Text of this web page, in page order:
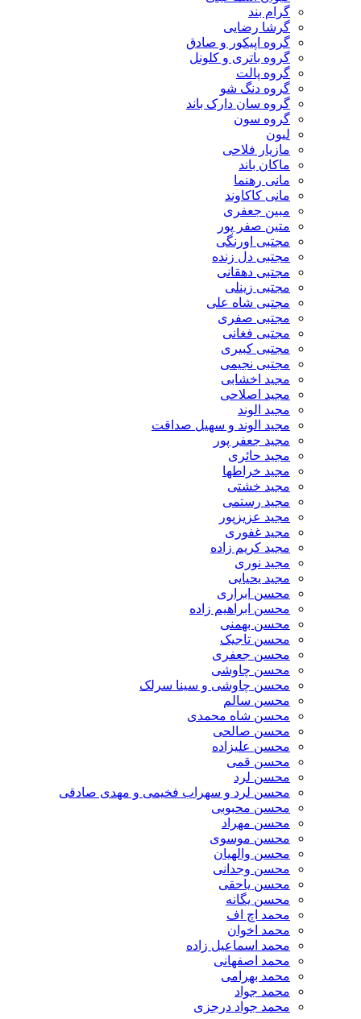
گرام بند
گرشا رضایی
گروه اپیکور و صادق
گروه باتری و کلونل
گروه پالت
گروه دنگ شو
گروه سان دارک باند
گروه سون
لیون
مازیار فلاحی
ماکان باند
مانی رهنما
مانی کاکاوند
مبین جعفری
متین صفر پور
مجتبی اورنگی
مجتبی دل زنده
مجتبی دهقانی
مجتبی زینلی
مجتبی شاه علی
مجتبی صفری
مجتبی فغانی
مجتبی کبیری
مجتبی نجیمی
مجید اخشابی
مجید اصلاحی
مجید الوند‎
مجید الوند و سهیل صداقت
مجید جعفر پور
مجید حائری
مجید خراطها
مجید خشتی
مجید رستمی
مجید عزیزپور
مجید غفوری
مجید کریم زاده
مجید نوری
مجید یحیایی
محسن ابراری
محسن ابراهیم زاده
محسن بهمنی
محسن تاجیک
محسن جعفری
محسن چاوشی
محسن چاوشی و سینا سرلک
محسن سالم
محسن شاه محمدی
محسن صالحی
محسن علیزاده
محسن قمی
محسن لرد
محسن لرد و سهراب فخیمی و مهدی صادقی
محسن محبوبی
محسن مهراد
محسن موسوی
محسن والهیان
محسن وجدانی
محسن یاحقی
محسن یگانه
محمد اچ اف
محمد اخوان
محمد اسماعیل زاده
محمد اصفهانی
محمد بهرامی
محمد جواد
محمد جواد درجزی